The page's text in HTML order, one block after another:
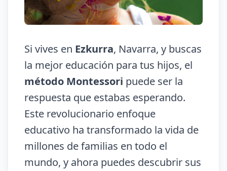
Si vives en Ezkurra, Navarra, y buscas
la mejor educación para tus hijos, el
método Montessori puede ser la
respuesta que estabas esperando.
Este revolucionario enfoque
educativo ha transformado la vida de
millones de familias en todo el
mundo, y ahora puedes descubrir sus